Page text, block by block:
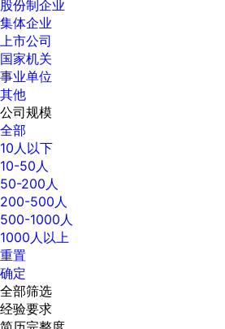
股份制企业
集体企业
上市公司
国家机关
事业单位
其他
公司规模
全部
10人以下
10-50人
50-200人
200-500人
500-1000人
1000人以上
重置
确定
全部筛选
经验要求